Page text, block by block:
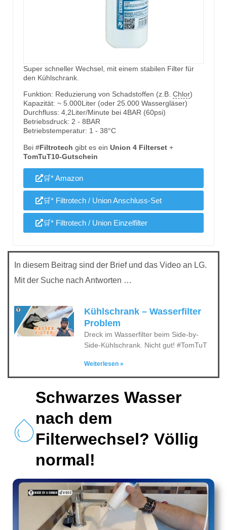
Super schneller Wechsel, mit einem stabilen Filter für
den Kühlschrank.
Funktion: Reduzierung von Schadstoffen (z.B. Chlor)
Kapazität: ~ 5.000Liter (oder 25.000 Wassergläser)
Durchfluss: 4,2Liter/Minute bei 4BAR (60psi)
Betriebsdruck: 2 - 8BAR
Betriebstemperatur: 1 - 38°C
Bei #Filtrotech gibt es ein Union 4 Filterset +
TomTuT10-Gutschein
🛒* Amazon
🛒* Filtrotech / Union Anschluss-Set
🛒* Filtrotech / Union Einzelfilter
In diesem Beitrag sind der Brief und das Video an LG.
Mit der Suche nach Antworten …
Kühlschrank – Wasserfilter
Problem
Dreck im Wasserfilter beim Side-by-
Side-Kühlschrank. Nicht gut! #TomTuT
Weiterlesen »
Schwarzes Wasser
nach dem
Filterwechsel? Völlig
normal!